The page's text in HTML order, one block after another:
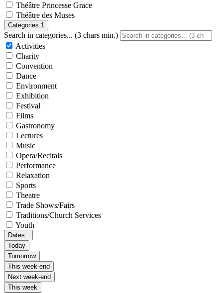
Théâtre Princesse Grace
Théâtre des Muses
Categories 1
Search in categories... (3 chars min.)
Activities
Charity
Convention
Dance
Environment
Exhibition
Festival
Films
Gastronomy
Lectures
Music
Opera/Recitals
Performance
Relaxation
Sports
Theatre
Trade Shows/Fairs
Traditions/Church Services
Youth
Dates
Today
Tomorrow
This week-end
Next week-end
This week